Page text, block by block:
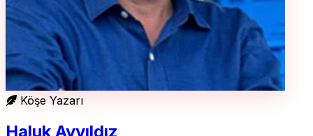
Köşe Yazarı
Haluk Ayyıldız